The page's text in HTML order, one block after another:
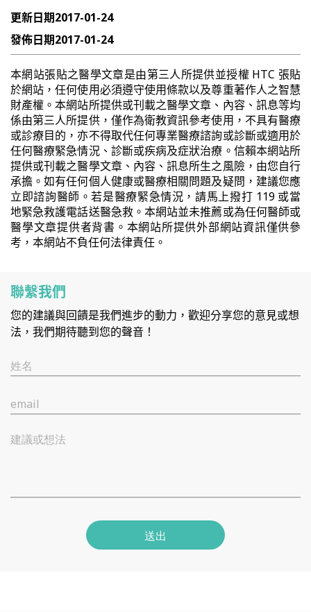
更新日期2017-01-24
發佈日期2017-01-24
本網站張貼之醫學文章是由第三人所提供並授權 HTC 張貼
於網站，任何使用必須遵守使用條款以及尊重著作人之智慧
財產權。本網站所提供或刊載之醫學文章、內容、訊息等均
係由第三人所提供，僅作為衛教資訊參考使用，不具有醫療
或診療目的，亦不得取代任何專業醫療諮詢或診斷或適用於
任何醫療緊急情況、診斷或疾病及症狀治療。信賴本網站所
提供或刊載之醫學文章、內容、訊息所生之風險，由您自行
承擔。如有任何個人健康或醫療相關問題及疑問，建議您應
立即諮詢醫師。若是醫療緊急情況，請馬上撥打 119 或當
地緊急救護電話送醫急救。本網站並未推薦或為任何醫師或
醫學文章提供者背書。本網站所提供外部網站資訊僅供參
考，本網站不負任何法律責任。
聯繫我們
您的建議與回饋是我們進步的動力，歡迎分享您的意見或想
法，我們期待聽到您的聲音！
姓名
email
建議或想法
送出